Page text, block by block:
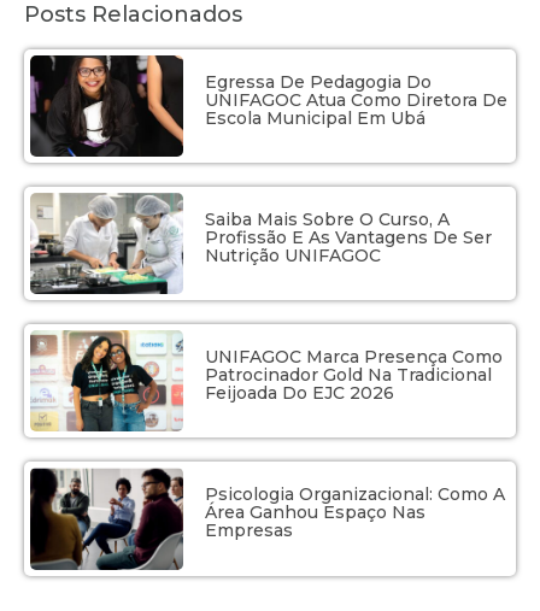
Posts Relacionados
Egressa De Pedagogia Do
UNIFAGOC Atua Como Diretora De
Escola Municipal Em Ubá
Saiba Mais Sobre O Curso, A
Profissão E As Vantagens De Ser
Nutrição UNIFAGOC
UNIFAGOC Marca Presença Como
Patrocinador Gold Na Tradicional
Feijoada Do EJC 2026
Psicologia Organizacional: Como A
Área Ganhou Espaço Nas
Empresas